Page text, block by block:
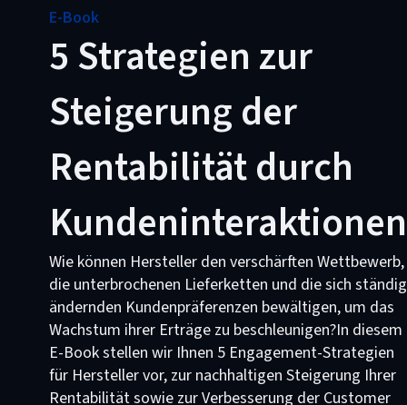
E-Book
5 Strategien zur
Steigerung der
Rentabilität durch
Kundeninteraktionen
Wie können Hersteller den verschärften Wettbewerb,
die unterbrochenen Lieferketten und die sich ständig
ändernden Kundenpräferenzen bewältigen, um das
Wachstum ihrer Erträge zu beschleunigen?In diesem
E-Book stellen wir Ihnen 5 Engagement-Strategien
für Hersteller vor, zur nachhaltigen Steigerung Ihrer
Rentabilität sowie zur Verbesserung der Customer